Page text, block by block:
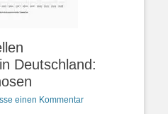
Deutschland:
einen Kommentar